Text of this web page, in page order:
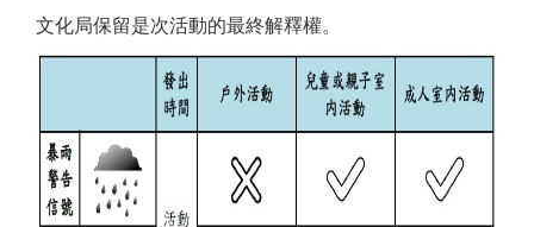
文化局保留是次活動的最終解釋權。